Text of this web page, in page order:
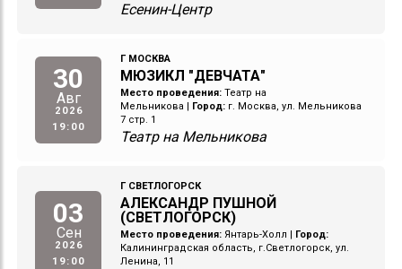
Есенин-Центр
30
Авг
2026
19:00
Г МОСКВА
МЮЗИКЛ "ДЕВЧАТА"
Место проведения: Театр на
Мельникова
Город: г. Москва, ул. Мельникова
7 стр. 1
Театр на Мельникова
03
Сен
2026
19:00
Г СВЕТЛОГОРСК
АЛЕКСАНДР ПУШНОЙ
(СВЕТЛОГОРСК)
Место проведения: Янтарь-Холл
Город:
Калининградская область, г.Светлогорск, ул.
Ленина, 11